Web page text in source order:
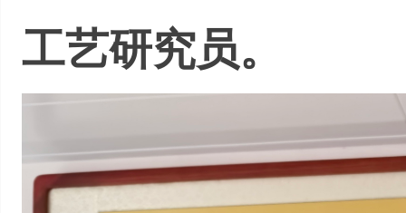
工艺研究员。